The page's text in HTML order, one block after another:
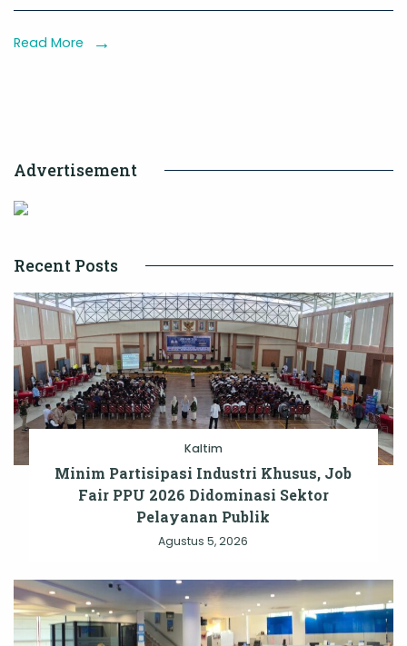
Perdagangan
Lahan
Read More
Advertisement
Recent Posts
Kaltim
Minim Partisipasi Industri Khusus, Job
Fair PPU 2026 Didominasi Sektor
Pelayanan Publik
Agustus 5, 2026